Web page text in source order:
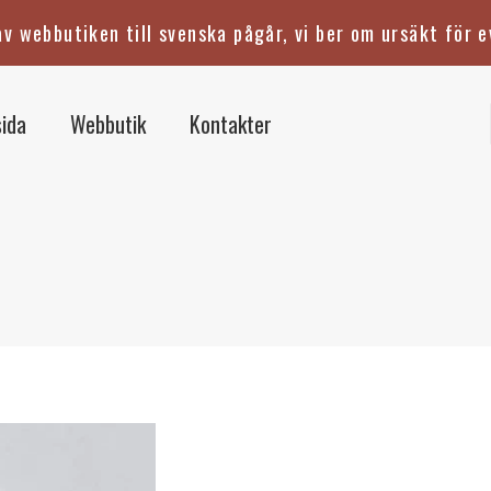
webbutiken till svenska pågår, vi ber om ursäkt för
Webbutik Kontakter